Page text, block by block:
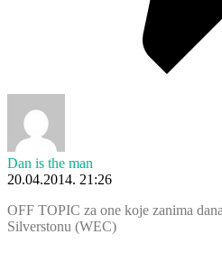
Dan is the man
20.04.2014. 21:26
OFF TOPIC za one koje zanima
Silverstonu (WEC)